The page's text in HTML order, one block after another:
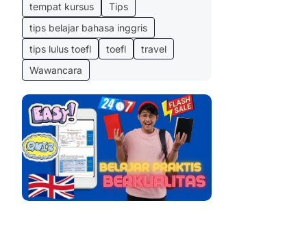
tempat kursus
Tips
tips belajar bahasa inggris
tips lulus toefl
toefl
travel
Wawancara